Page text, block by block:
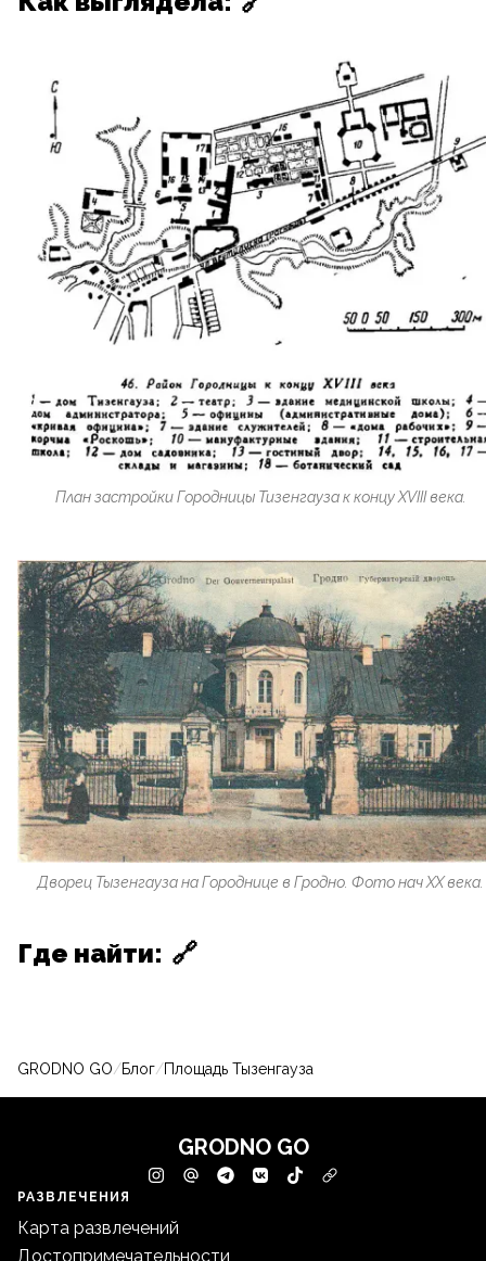
План застройки Городницы Тизенгауза к концу XVIII века.
Дворец Тызенгауза на Городнице в Гродно. Фото нач ХХ века.
Где найти: 🔗
GRODNO GO/Блог/Площадь Тызенгауза
GRODNO GO
РАЗВЛЕЧЕНИЯ
Карта развлечений
Достопримечательности